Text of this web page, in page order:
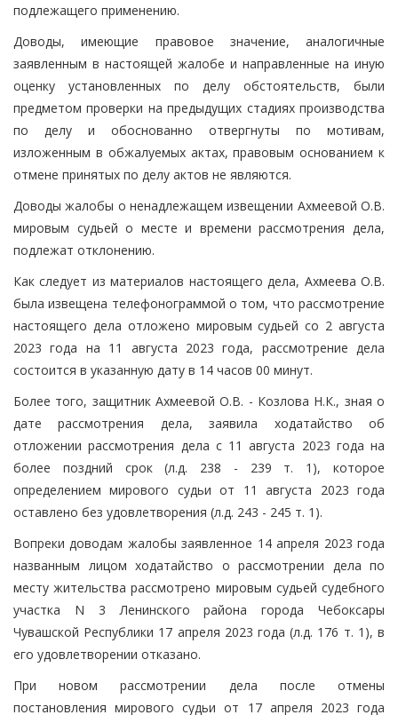
подлежащего применению.
Доводы, имеющие правовое значение, аналогичные
заявленным в настоящей жалобе и направленные на иную
оценку установленных по делу обстоятельств, были
предметом проверки на предыдущих стадиях производства
по делу и обоснованно отвергнуты по мотивам,
изложенным в обжалуемых актах, правовым основанием к
отмене принятых по делу актов не являются.
Доводы жалобы о ненадлежащем извещении Ахмеевой О.В.
мировым судьей о месте и времени рассмотрения дела,
подлежат отклонению.
Как следует из материалов настоящего дела, Ахмеева О.В.
была извещена телефонограммой о том, что рассмотрение
настоящего дела отложено мировым судьей со 2 августа
2023 года на 11 августа 2023 года, рассмотрение дела
состоится в указанную дату в 14 часов 00 минут.
Более того, защитник Ахмеевой О.В. - Козлова Н.К., зная о
дате рассмотрения дела, заявила ходатайство об
отложении рассмотрения дела с 11 августа 2023 года на
более поздний срок (л.д. 238 - 239 т. 1), которое
определением мирового судьи от 11 августа 2023 года
оставлено без удовлетворения (л.д. 243 - 245 т. 1).
Вопреки доводам жалобы заявленное 14 апреля 2023 года
названным лицом ходатайство о рассмотрении дела по
месту жительства рассмотрено мировым судьей судебного
участка N 3 Ленинского района города Чебоксары
Чувашской Республики 17 апреля 2023 года (л.д. 176 т. 1), в
его удовлетворении отказано.
При новом рассмотрении дела после отмены
постановления мирового судьи от 17 апреля 2023 года